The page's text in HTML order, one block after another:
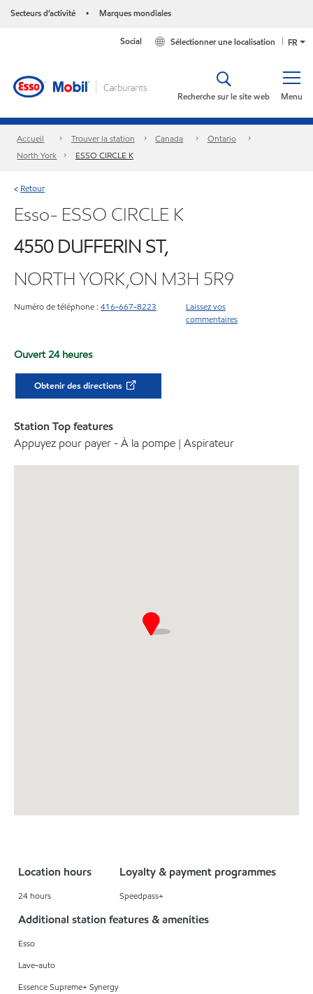
Secteurs d’activité • Marques mondiales
FR
Sélectionner une localisation
Social
Menu
Recherche sur le site web
Accueil Trouver la station Canada
Ontario
North York
ESSO CIRCLE K
< Retour
Esso- ESSO CIRCLE K
4550 DUFFERIN ST,
NORTH YORK,ON M3H 5R9
Numéro de téléphone : 416-667-8223
Laissez vos
commentaires
Ouvert 24 heures
Obtenir des directions
Station Top features
Appuyez pour payer - À la pompe | Aspirateur
Location hours
24 hours
Loyalty & payment programmes
Speedpass+
Additional station features & amenities
Esso
Lave-auto
Essence Supreme+ Synergy